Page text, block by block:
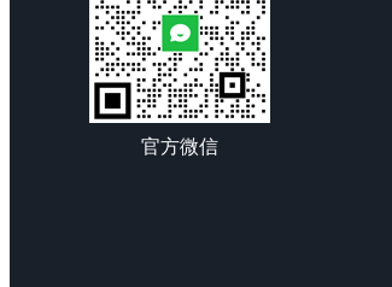
官方微信